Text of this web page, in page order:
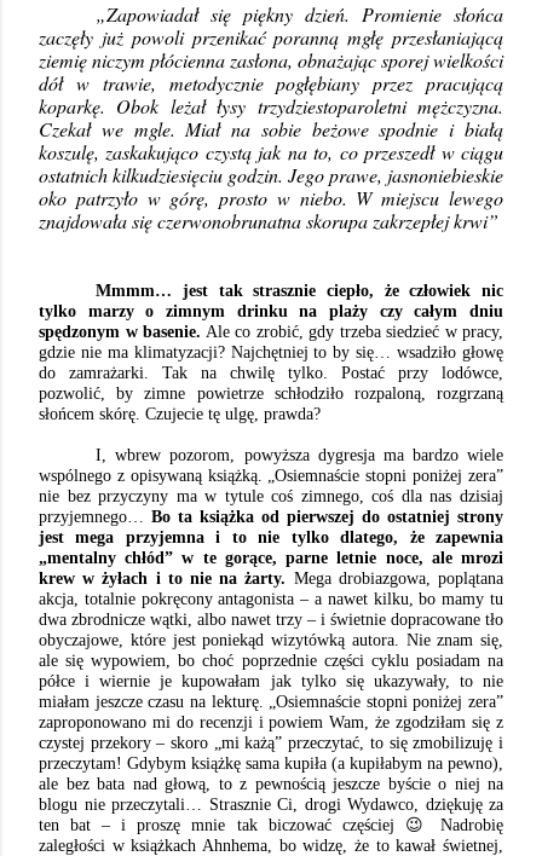
„Zapowiadał się piękny dzień. Promienie słońca
zaczęły już powoli przenikać poranną mgłę przesłaniającą
ziemię niczym płócienna zasłona, obnażając sporej wielkości
dół w trawie, metodycznie pogłębiany przez pracującą
koparkę. Obok leżał łysy trzydziestoparoletni mężczyzna.
Czekał we mgle. Miał na sobie beżowe spodnie i białą
koszulę, zaskakująco czystą jak na to, co przeszedł w ciągu
ostatnich kilkudziesięciu godzin. Jego prawe, jasnoniebieskie
oko patrzyło w górę, prosto w niebo. W miejscu lewego
znajdowała się czerwonobrunatna skorupa zakrzepłej krwi”
Mmmm… jest tak strasznie ciepło, że człowiek nic
tylko marzy o zimnym drinku na plaży czy całym dniu
spędzonym w basenie. Ale co zrobić, gdy trzeba siedzieć w pracy,
gdzie nie ma klimatyzacji? Najchętniej to by się… wsadziło głowę
do zamrażarki. Tak na chwilę tylko. Postać przy lodówce,
pozwolić, by zimne powietrze schłodziło rozpaloną, rozgrzaną
słońcem skórę. Czujecie tę ulgę, prawda?
I, wbrew pozorom, powyższa dygresja ma bardzo wiele
wspólnego z opisywaną książką. „Osiemnaście stopni poniżej zera”
nie bez przyczyny ma w tytule coś zimnego, coś dla nas dzisiaj
przyjemnego… Bo ta książka od pierwszej do ostatniej strony
jest mega przyjemna i to nie tylko dlatego, że zapewnia
„mentalny chłód” w te gorące, parne letnie noce, ale mrozi
krew w żyłach i to nie na żarty. Mega drobiazgowa, poplątana
akcja, totalnie pokręcony antagonista – a nawet kilku, bo mamy tu
dwa zbrodnicze wątki, albo nawet trzy – i świetnie dopracowane tło
obyczajowe, które jest poniekąd wizytówką autora. Nie znam się,
ale się wypowiem, bo choć poprzednie części cyklu posiadam na
półce i wiernie je kupowałam jak tylko się ukazywały, to nie
miałam jeszcze czasu na lekturę. „Osiemnaście stopni poniżej zera”
zaproponowano mi do recenzji i powiem Wam, że zgodziłam się z
czystej przekory – skoro „mi każą” przeczytać, to się zmobilizuję i
przeczytam! Gdybym książkę sama kupiła (a kupiłabym na pewno),
ale bez bata nad głową, to z pewnością jeszcze byście o niej na
blogu nie przeczytali… Strasznie Ci, drogi Wydawco, dziękuję za
ten bat – i proszę mnie tak biczować częściej 😉
Nadrobię
zaległości w książkach Ahnhema, bo widzę, że to kawał świetnej,